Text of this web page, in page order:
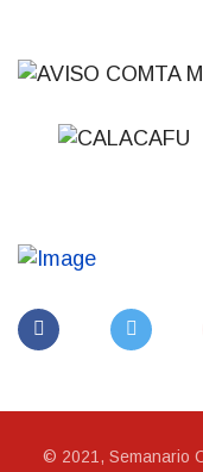
© 2021, Semanario